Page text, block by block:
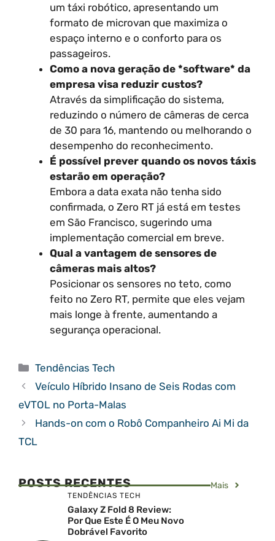
um táxi robótico, apresentando um
formato de microvan que maximiza o
espaço interno e o conforto para os
passageiros.
Como a nova geração de *software* da
empresa visa reduzir custos?
Através da simplificação do sistema,
reduzindo o número de câmeras de cerca
de 30 para 16, mantendo ou melhorando o
desempenho do reconhecimento.
É possível prever quando os novos táxis
estarão em operação?
Embora a data exata não tenha sido
confirmada, o Zero RT já está em testes
em São Francisco, sugerindo uma
implementação comercial em breve.
Qual a vantagem de sensores de
câmeras mais altos?
Posicionar os sensores no teto, como
feito no Zero RT, permite que eles vejam
mais longe à frente, aumentando a
segurança operacional.
Categorias
Tendências Tech
Veículo Híbrido Insano de Seis Rodas com
eVTOL no Porta-Malas
Hands-on com o Robô Companheiro Ai Mi da
TCL
POSTS RECENTES Mais
TENDÊNCIAS TECH
Galaxy Z Fold 8 Review:
Por Que Este É O Meu Novo
Dobrável Favorito